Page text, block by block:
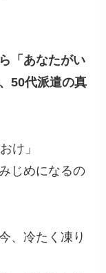
「あなたがい
50代派遣の真
け」
じめになるの
、冷たく凍り